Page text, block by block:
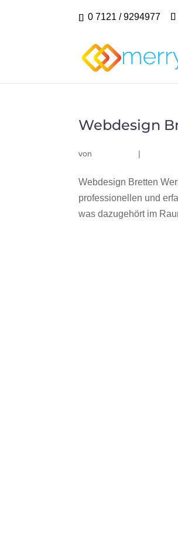
0 7121 / 9294977
Webdesign
von |
Webdesign Bretten
professionellen und
was dazugehört im